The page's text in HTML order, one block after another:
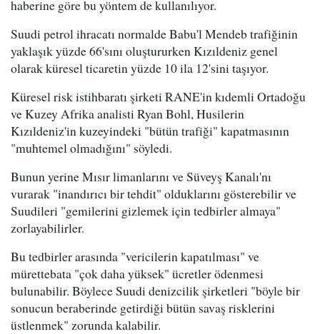
haberine göre bu yöntem de kullanılıyor.
Suudi petrol ihracatı normalde Babu'l Mendeb trafiğinin
yaklaşık yüzde 66'sını oluştururken Kızıldeniz genel
olarak küresel ticaretin yüzde 10 ila 12'sini taşıyor.
Küresel risk istihbaratı şirketi RANE'in kıdemli Ortadoğu
ve Kuzey Afrika analisti Ryan Bohl, Husilerin
Kızıldeniz'in kuzeyindeki "bütün trafiği" kapatmasının
"muhtemel olmadığını" söyledi.
Bunun yerine Mısır limanlarını ve Süveyş Kanalı'nı
vurarak "inandırıcı bir tehdit" olduklarını gösterebilir ve
Suudileri "gemilerini gizlemek için tedbirler almaya"
zorlayabilirler.
Bu tedbirler arasında "vericilerin kapatılması" ve
mürettebata "çok daha yüksek" ücretler ödenmesi
bulunabilir. Böylece Suudi denizcilik şirketleri "böyle bir
sonucun beraberinde getirdiği bütün savaş risklerini
üstlenmek" zorunda kalabilir.